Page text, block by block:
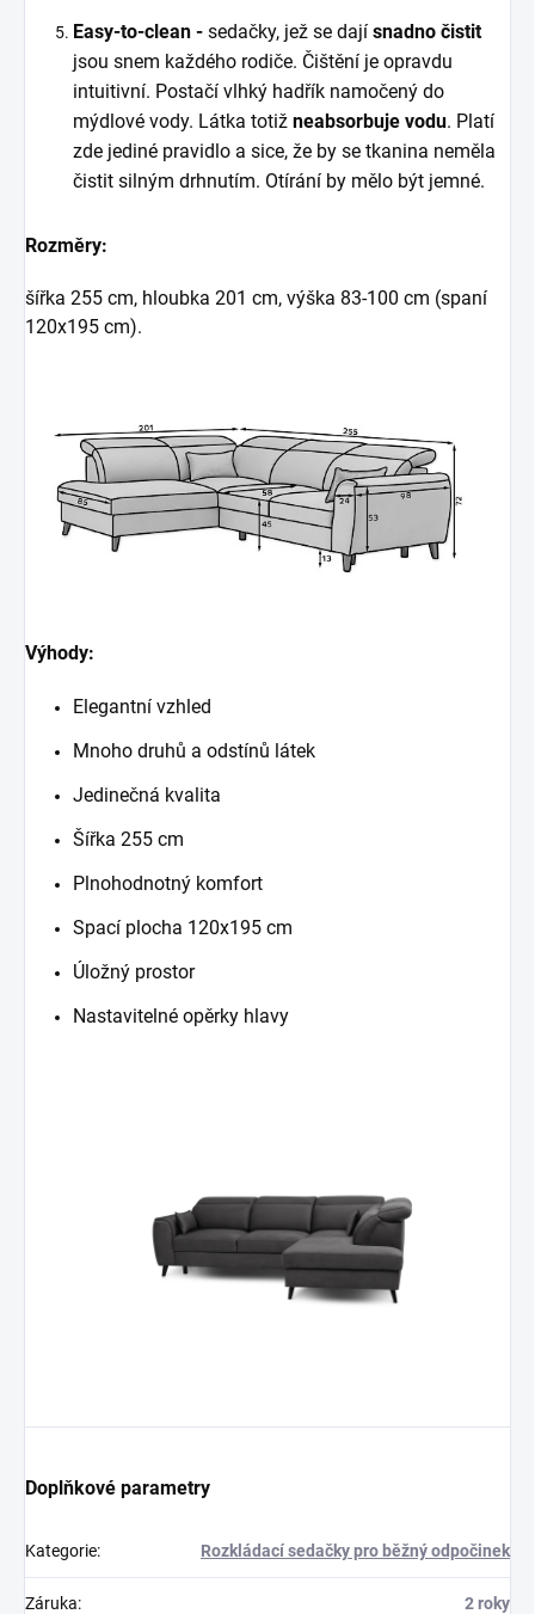
Easy-to-clean - sedačky, jež se dají snadno čistit
jsou snem každého rodiče. Čištění je opravdu
intuitivní. Postačí vlhký hadřík namočený do
mýdlové vody. Látka totiž neabsorbuje vodu. Platí
zde jediné pravidlo a sice, že by se tkanina neměla
čistit silným drhnutím. Otírání by mělo být jemné.
Rozměry:
šířka 255 cm, hloubka 201 cm, výška 83-100 cm (spaní
120x195 cm).
Výhody:
Elegantní vzhled
Mnoho druhů a odstínů látek
Jedinečná kvalita
Šířka 255 cm
Plnohodnotný komfort
Spací plocha 120x195 cm
Úložný prostor
Nastavitelné opěrky hlavy
Doplňkové parametry
Kategorie: Rozkládací sedačky pro běžný odpočinek
Záruka: 2 roky